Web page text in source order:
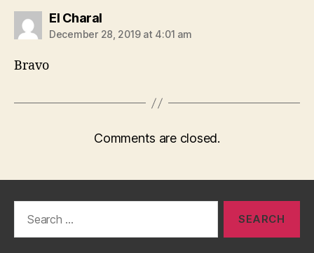
El Charalsays:
December 28, 2019 at 4:01 am
Bravo
Comments are closed.